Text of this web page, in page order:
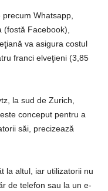
Whatsapp,
(fostă Facebook),
va asigura costul
franci elveţieni (3,85
la sud de Zurich,
conceput pentru a
săi, precizează
la altul, iar utilizatorii nu
de telefon sau la un e-